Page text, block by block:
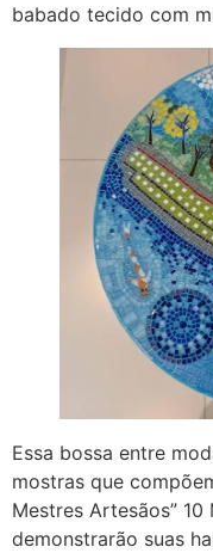
babado tecido com
Essa bossa entre
mostras que
Mestres Artesãos”
demonstrarão suas